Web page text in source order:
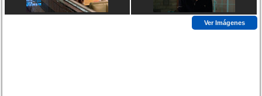
Ver Imágenes